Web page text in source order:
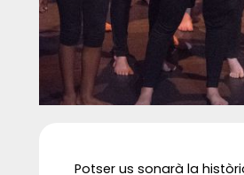
Potser us sonarà la